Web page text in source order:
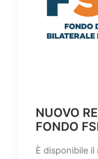
NUOVO
FONDO
È disponibile